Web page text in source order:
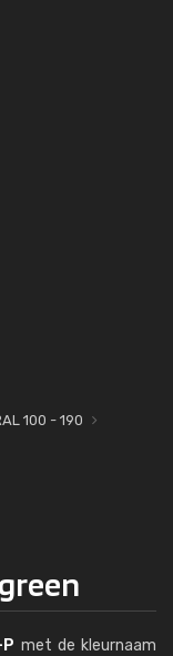
100 - 190
met de kleurnaam